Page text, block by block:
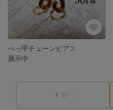
べっ甲チェーンピアス
展示中
前へ